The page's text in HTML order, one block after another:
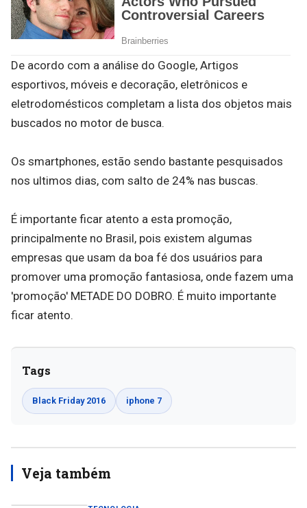
De acordo com a análise do Google, Artigos
esportivos, móveis e decoração, eletrônicos e
eletrodomésticos completam a lista dos objetos mais
buscados no motor de busca.
Os smartphones, estão sendo bastante pesquisados
nos ultimos dias, com salto de 24% nas buscas.
É importante ficar atento a esta promoção,
principalmente no Brasil, pois existem algumas
empresas que usam da boa fé dos usuários para
promover uma promoção fantasiosa, onde fazem uma
'promoção' METADE DO DOBRO. É muito importante
ficar atento.
Tags
Black Friday 2016 iphone 7
Veja também